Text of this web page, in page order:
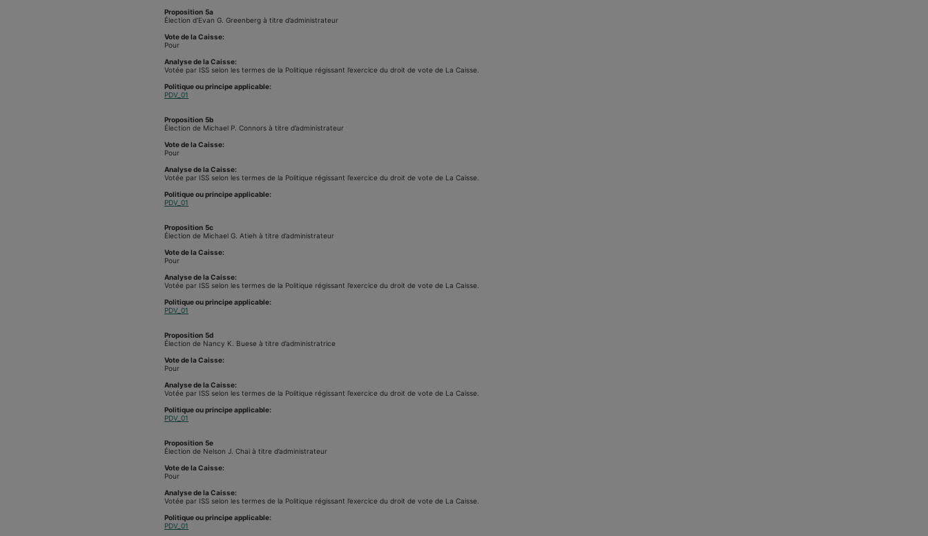
Proposition 5a
Élection d’Evan G. Greenberg à titre d’administrateur
Vote de la Caisse:
Pour
Analyse de la Caisse:
Votée par ISS selon les termes de la Politique régissant l’exercice du droit de vote de La Caisse.
Politique ou principe applicable:
PDV_01
Proposition 5b
Élection de Michael P. Connors à titre d’administrateur
Vote de la Caisse:
Pour
Analyse de la Caisse:
Votée par ISS selon les termes de la Politique régissant l’exercice du droit de vote de La Caisse.
Politique ou principe applicable:
PDV_01
Proposition 5c
Élection de Michael G. Atieh à titre d’administrateur
Vote de la Caisse:
Pour
Analyse de la Caisse:
Votée par ISS selon les termes de la Politique régissant l’exercice du droit de vote de La Caisse.
Politique ou principe applicable:
PDV_01
Proposition 5d
Élection de Nancy K. Buese à titre d’administratrice
Vote de la Caisse:
Pour
Analyse de la Caisse:
Votée par ISS selon les termes de la Politique régissant l’exercice du droit de vote de La Caisse.
Politique ou principe applicable:
PDV_01
Proposition 5e
Élection de Nelson J. Chai à titre d’administrateur
Vote de la Caisse:
Pour
Analyse de la Caisse:
Votée par ISS selon les termes de la Politique régissant l’exercice du droit de vote de La Caisse.
Politique ou principe applicable:
PDV_01